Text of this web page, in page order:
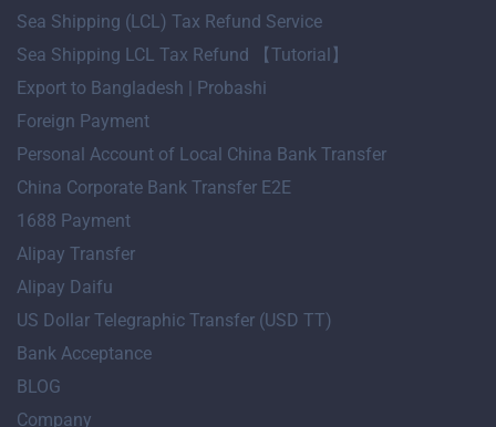
Sea Shipping (LCL) Tax Refund Service
Sea Shipping LCL Tax Refund 【Tutorial】
Export to Bangladesh | Probashi
Foreign Payment
Personal Account of Local China Bank Transfer
China Corporate Bank Transfer E2E
1688 Payment
Alipay Transfer
Alipay Daifu
US Dollar Telegraphic Transfer (USD TT)
Bank Acceptance
BLOG
Company